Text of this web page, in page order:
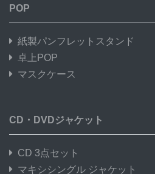
POP
紙製パンフレットスタンド
卓上POP
マスクケース
CD・DVDジャケット
CD 3点セット
マキシシングル ジャケット